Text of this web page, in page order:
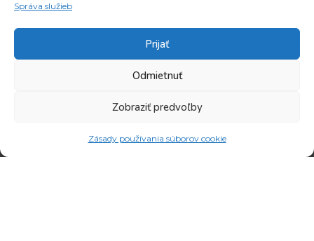
Správa služieb
Prijať
Odmietnuť
Zobraziť predvoľby
Zásady používania súborov cookie
028 01 Brezovica
IČO: 50182102
info@mminterier.sk
Výroba interiérového
kuchynské linky, vstavané
drevené schody, nábytok